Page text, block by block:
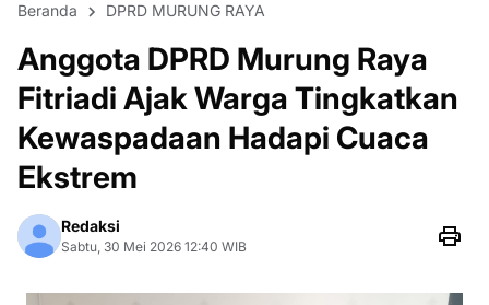
Beranda DPRD MURUNG RAYA
Anggota DPRD Murung Raya
Fitriadi Ajak Warga Tingkatkan
Kewaspadaan Hadapi Cuaca
Ekstrem
Redaksi
Sabtu, 30 Mei 2026 12:40 WIB